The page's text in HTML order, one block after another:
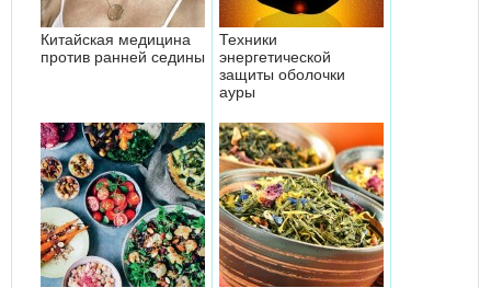
Китайская медицина
против ранней седины
Техники
энергетической
защиты оболочки
ауры